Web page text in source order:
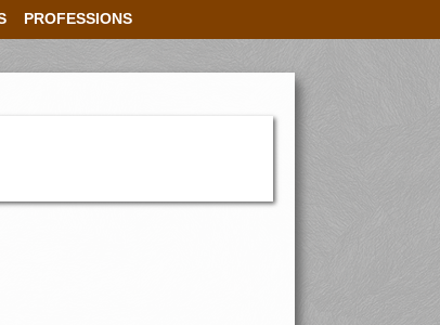
PROFESSIONS